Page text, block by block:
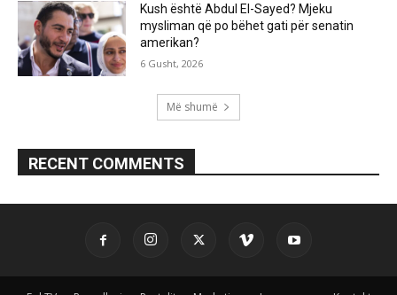
Kush është Abdul El-Sayed? Mjeku
mysliman që po bëhet gati për senatin
amerikan?
6 Gusht, 2026
Më shumë
RECENT COMMENTS